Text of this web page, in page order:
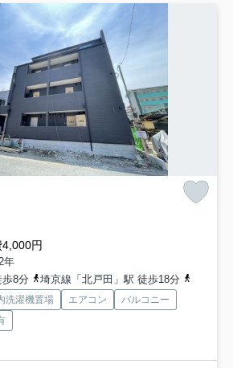
円
年
8分
埼京線「北戸田」駅 徒歩18分
洗濯機置場 エアコン
バルコニー